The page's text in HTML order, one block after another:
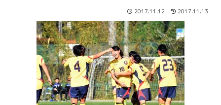
2017.11.12 2017.11.13